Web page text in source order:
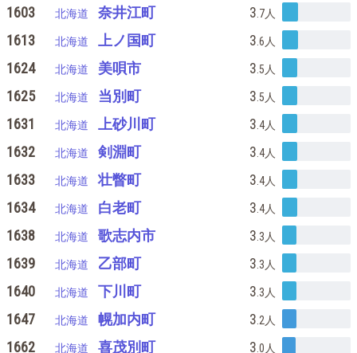
1603 北海道 奈井江町 3 .7人
1613 北海道 上ノ国町 3 .6 人
1624 北海道 美唄市 3 .5 人
1625 北海道 当別町 3 .5 人
1631 北海道 上砂川町 3 .4人
1632 北海道 剣淵町 3 .4人
1633 北海道 壮瞥町 3 .4人
1634 北海道 白老町 3 .4人
1638 北海道 歌志内市 3 .3 人
1639 北海道 乙部町 3 .3 人
1640 北海道 下川町 3 .3 人
1647 北海道 幌加内町 3 .2 人
1662 北海道 喜茂別町 3 .0 人